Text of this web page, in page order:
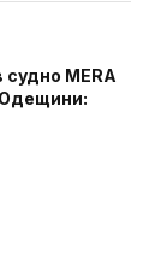
судно MERA
Одещини: